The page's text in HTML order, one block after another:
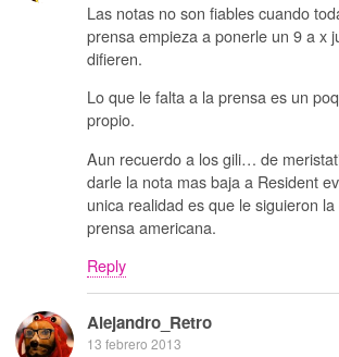
Las notas no son fiables cuando
prensa empieza a ponerle un 9 a x
difieren.
Lo que le falta a la prensa es un
propio.
Aun recuerdo a los gili… de
darle la nota mas baja a Resident
unica realidad es que le siguieron
prensa americana.
Reply
Alejandro_Retro
13 febrero 2013